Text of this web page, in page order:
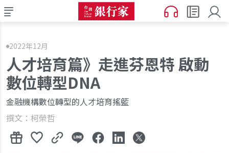
2022年12月
人才培育篇》走進芬恩特 啟動
數位轉型DNA
金融機構數位轉型的人才培育搖籃
撰文：柯榮哲